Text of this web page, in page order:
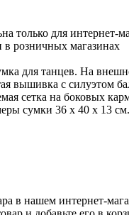
только для интернет-
в розничных магазинах
для танцев. На
вышивка с силуэтом
сетка на боковых
сумки 36 х 40 х 13 см.
в нашем интернет-